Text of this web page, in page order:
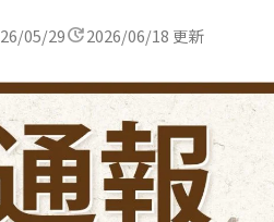
05/29 2026/06/18 更新